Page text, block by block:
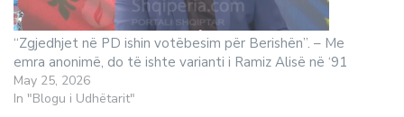
“Zgjedhjet në PD ishin votëbesim për Berishën”. – Me
emra anonimë, do të ishte varianti i Ramiz Alisë në ‘91
May 25, 2026
In "Blogu i Udhëtarit"